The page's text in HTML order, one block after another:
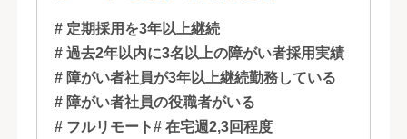
# 定期採用を3年以上継続
# 過去2年以内に3名以上の障がい者採用実績
# 障がい者社員が3年以上継続勤務している
# 障がい者社員の役職者がいる
# フルリモート# 在宅週2,3回程度